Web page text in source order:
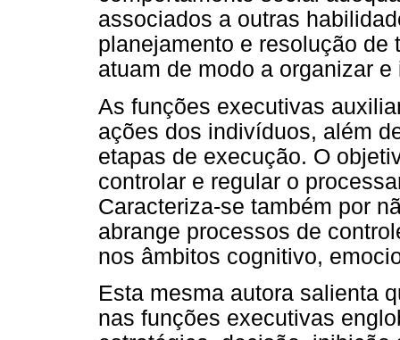
associados a outras
planejamento e resolução
atuam de modo a organizar
As funções executivas
ações dos indivíduos, além
etapas de execução. O
controlar e regular o
Caracteriza-se também por
abrange processos de
nos âmbitos cognitivo,
Esta mesma autora salienta
nas funções executivas